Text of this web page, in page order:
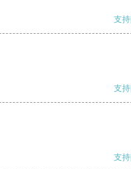
支持
支持
支持